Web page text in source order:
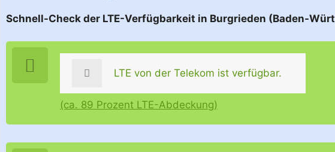
Schnell-Check der LTE-Verfügbarkeit in Burgrieden (Baden-
LTE von der Telekom ist verfügbar.
(ca. 89 Prozent LTE-Abdeckung)